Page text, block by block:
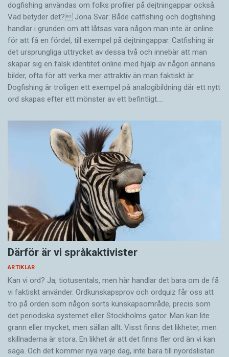
dogfishing användas om folks profiler på dejtningappar också.
Vad betyder det? Jona Svar: Både catfishing och dogfishing
handlar i grunden om att låtsas vara någon man inte är online
för att få en fördel, till exempel på dejtningappar. Catfishing är
det ursprungliga uttrycket av dessa två och innebär att man
skapar sig en falsk identitet online med hjälp av någon annans
bilder, ofta för att verka mer attraktiv än man faktiskt är.
Dogfishing är troligen ett exempel på analogibildning där ett nytt
ord skapas efter ett mönster av ett befintligt.…
Därför är vi språkaktivister
ARTIKLAR
Kan vi ord? Ja, tiotusentals, men här handlar det bara om de få
vi faktiskt använder. Ordkunskapsprov och ordquiz får oss att
tro på orden som någon sorts kunskapsområde, precis som
det periodiska systemet eller Stockholms gator. Man kan lite
grann eller mycket, men sällan allt. Visst finns det likheter, men
skillnaderna är stora. En likhet är att det finns fler ord än vi kan
säga. Och det kommer nya varje dag, inte bara till nyordslistan